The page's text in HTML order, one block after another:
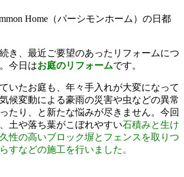
Home（パーシモンホーム）の日都
き、最近ご要望のあったリフォームにつ
今日はお庭のリフォームです。
いたお庭も、年々手入れが大変になって
候変動による豪雨の災害や虫などの異常
たり、と新たな悩みが尽きません。今回
土や落ち葉がこぼれやすい石積みと生け
性の高いブロック塀とフェンスを取りつ
すなどの施工を行いました。